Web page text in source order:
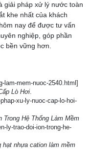
giải pháp xử lý nước toàn
khe nhất của khách
nay để được tư vấn
nghiệp, góp phần
bền vững hơn.
lam-mem-nuoc-2540.html]
Lò Hơi
xu-ly-nuoc-cap-lo-hoi-
Trong Hệ Thống Làm Mềm
ly-trao-doi-ion-trong-he-
nhựa cation làm mềm